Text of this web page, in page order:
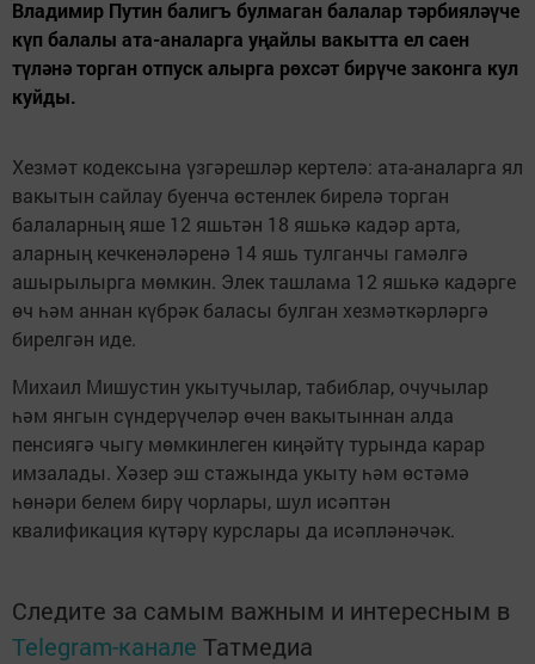
Владимир Путин балигъ булмаган балалар тәрбияләүче
күп балалы ата-аналарга уңайлы вакытта ел саен
түләнә торган отпуск алырга рөхсәт бирүче законга кул
куйды.
Хезмәт кодексына үзгәрешләр кертелә: ата-аналарга ял
вакытын сайлау буенча өстенлек бирелә торган
балаларның яше 12 яшьтән 18 яшькә кадәр арта,
аларның кечкенәләренә 14 яшь тулганчы гамәлгә
ашырылырга мөмкин. Элек ташлама 12 яшькә кадәрге
өч һәм аннан күбрәк баласы булган хезмәткәрләргә
бирелгән иде.
Михаил Мишустин укытучылар, табиблар, очучылар
һәм янгын сүндерүчеләр өчен вакытыннан алда
пенсиягә чыгу мөмкинлеген киңәйтү турында карар
имзалады. Хәзер эш стажында укыту һәм өстәмә
һөнәри белем бирү чорлары, шул исәптән
квалификация күтәрү курслары да исәпләнәчәк.
Следите за самым важным и интересным в
Telegram-канале Татмедиа